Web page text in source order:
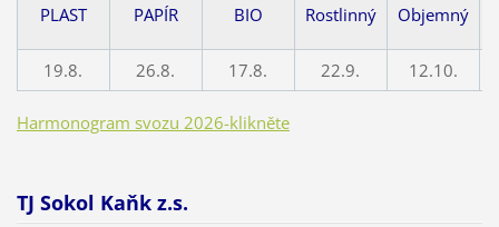
PLAST PAPÍR BIO Rostlinný Objemný
19.8. 26.8. 17.8. 22.9. 12.10.
Harmonogram svozu 2026-klikněte
TJ Sokol Kaňk z.s.